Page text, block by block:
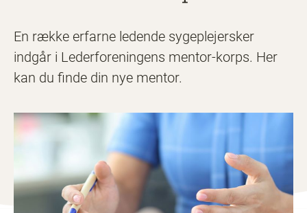
En række erfarne ledende sygeplejersker
indgår i Lederforeningens mentor-korps. Her
kan du finde din nye mentor.